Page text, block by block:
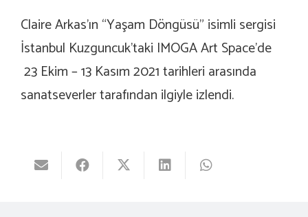
Claire Arkas’ın “Yaşam Döngüsü” isimli sergisi
İstanbul Kuzguncuk’taki IMOGA Art Space’de
23 Ekim – 13 Kasım 2021 tarihleri arasında
sanatseverler tarafından ilgiyle izlendi.